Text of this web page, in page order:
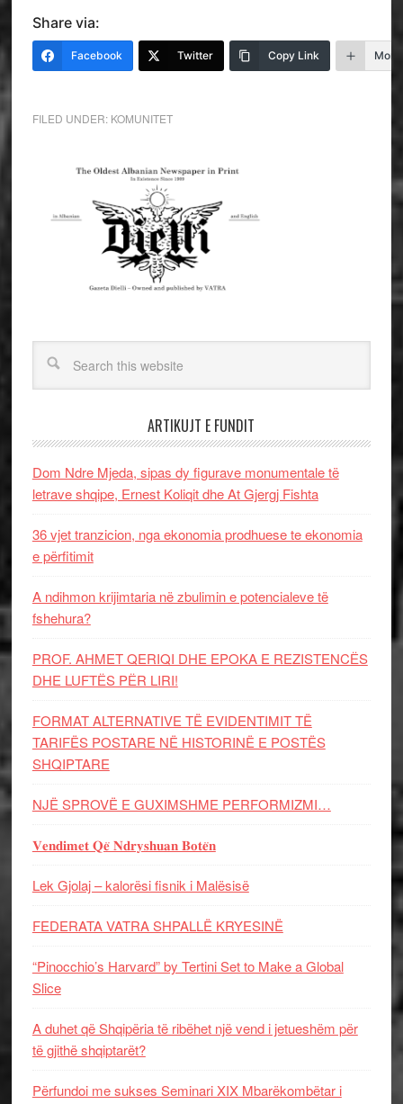
Share via:
Facebook Twitter Copy Link More
FILED UNDER: KOMUNITET
ARTIKUJT E FUNDIT
Dom Ndre Mjeda, sipas dy figurave monumentale të
letrave shqipe, Ernest Koliqit dhe At Gjergj Fishta
36 vjet tranzicion, nga ekonomia prodhuese te ekonomia
e përfitimit
A ndihmon krijimtaria në zbulimin e potencialeve të
fshehura?
PROF. AHMET QERIQI DHE EPOKA E REZISTENCЁS
DHE LUFTЁS PЁR LIRI!
FORMAT ALTERNATIVE TË EVIDENTIMIT TË
TARIFËS POSTARE NË HISTORINË E POSTËS
SHQIPTARE
NJË SPROVË E GUXIMSHME PERFORMIZMI…
𝐕𝐞𝐧𝐝𝐢𝐦𝐞𝐭 𝐐𝐞̈ 𝐍𝐝𝐫𝐲𝐬𝐡𝐮𝐚𝐧 𝐁𝐨𝐭𝐞̈𝐧
Lek Gjolaj – kalorësi fisnik i Malësisë
FEDERATA VATRA SHPALLË KRYESINË
“Pinocchio’s Harvard” by Tertini Set to Make a Global
Slice
A duhet që Shqipëria të ribëhet një vend i jetueshëm për
të gjithë shqiptarët?
Përfundoi me sukses Seminari XIX Mbarëkombëtar i